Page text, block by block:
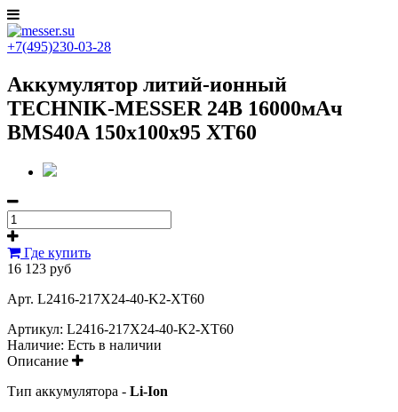
+7(495)230-03-28
Аккумулятор литий-ионный
TECHNIK-MESSER 24В 16000мАч
BMS40A 150x100x95 XT60
Где купить
16 123 руб
Арт. L2416-217X24-40-K2-XT60
Артикул: L2416-217X24-40-K2-XT60
Наличие: Есть в наличии
Описание
Тип аккумулятора - Li-Ion